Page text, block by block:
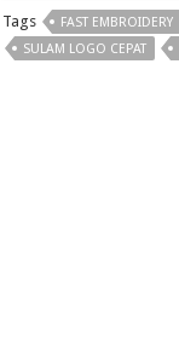
Tags FAST EMBROIDERY
SULAM LOGO CEPAT